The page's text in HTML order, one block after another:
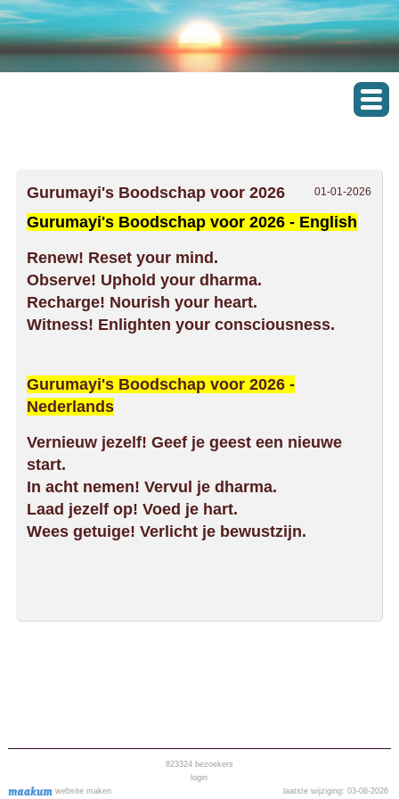
01-01-2026
Gurumayi's Boodschap voor 2026
Gurumayi's Boodschap voor 2026 - English
Renew! Reset your mind.
Observe! Uphold your dharma.
Recharge! Nourish your heart.
Witness! Enlighten your consciousness.
Gurumayi's Boodschap voor 2026 -
Nederlands
Vernieuw jezelf! Geef je geest een nieuwe
start.
In acht nemen! Vervul je dharma.
Laad jezelf op! Voed je hart.
Wees getuige! Verlicht je bewustzijn.
website maken
823324bezoekers
login
laatste wijziging: 03-08-2026